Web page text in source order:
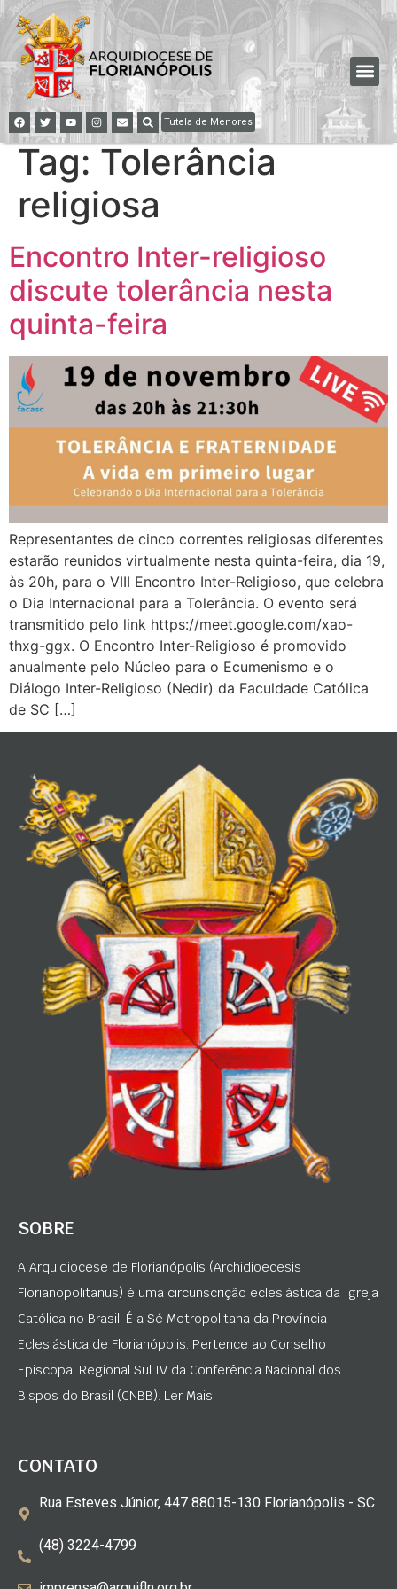
Tutela de Menores
Tag: Tolerância
religiosa
Encontro Inter-religioso
discute tolerância nesta
quinta-feira
Representantes de cinco correntes religiosas diferentes
estarão reunidos virtualmente nesta quinta-feira, dia 19,
às 20h, para o VIII Encontro Inter-Religioso, que celebra
o Dia Internacional para a Tolerância. O evento será
transmitido pelo link https://meet.google.com/xao-
thxg-ggx. O Encontro Inter-Religioso é promovido
anualmente pelo Núcleo para o Ecumenismo e o
Diálogo Inter-Religioso (Nedir) da Faculdade Católica
de SC […]
SOBRE
A Arquidiocese de Florianópolis (Archidioecesis
Florianopolitanus) é uma circunscrição eclesiástica da Igreja
Católica no Brasil. É a Sé Metropolitana da Província
Eclesiástica de Florianópolis. Pertence ao Conselho
Episcopal Regional Sul IV da Conferência Nacional dos
Bispos do Brasil (CNBB). Ler Mais
CONTATO
Rua Esteves Júnior, 447 88015-130 Florianópolis - SC
(48) 3224-4799